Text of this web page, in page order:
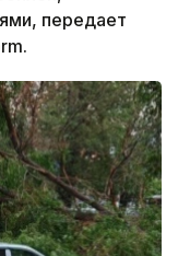
передает